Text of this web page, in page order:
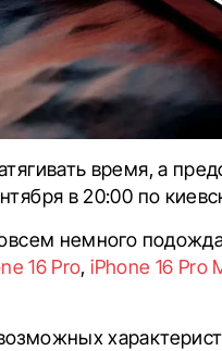
время, а
в 20:00 по
немного
16 Pro,iPhone 16 Pro